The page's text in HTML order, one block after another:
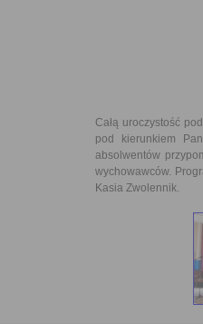
Całą uroczystość
pod kierunkiem
absolwentów
wychowawców.
Kasia Zwolennik.